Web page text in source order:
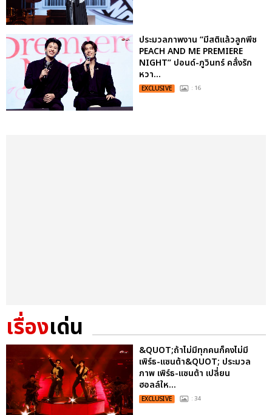
ประมวลภาพงาน “มีสติแล้วลูกพีช
PEACH AND ME PREMIERE
NIGHT” ปอนด์-ภูวินทร์ คลั่งรัก
หวา...
EXCLUSIVE : 16
เรื่องเด่น
&QUOT;ถ้าไม่มีทุกคนก็คงไม่มี
เพิร์ธ-แซนต้า&QUOT; ประมวล
ภาพ เพิร์ธ-แซนต้า เปลี่ยน
ฮอลล์ให...
EXCLUSIVE : 34